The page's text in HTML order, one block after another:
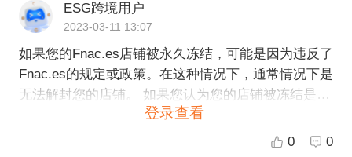
ESG跨境用户
2023-03-11 13:07
如果您的Fnac.es店铺被永久冻结，可能是因为违反了
Fnac.es的规定或政策。在这种情况下，通常情况下是
无法解封您的店铺。 如果您认为您的店铺被冻结是一
个误解，您可以联系Fnac.es的客服团队进行解释和申
诉。他们将会根据您提供的情况来重新审查您的店
登录查看
0 0